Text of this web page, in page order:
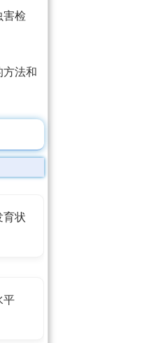
害检
方法和
育状
平